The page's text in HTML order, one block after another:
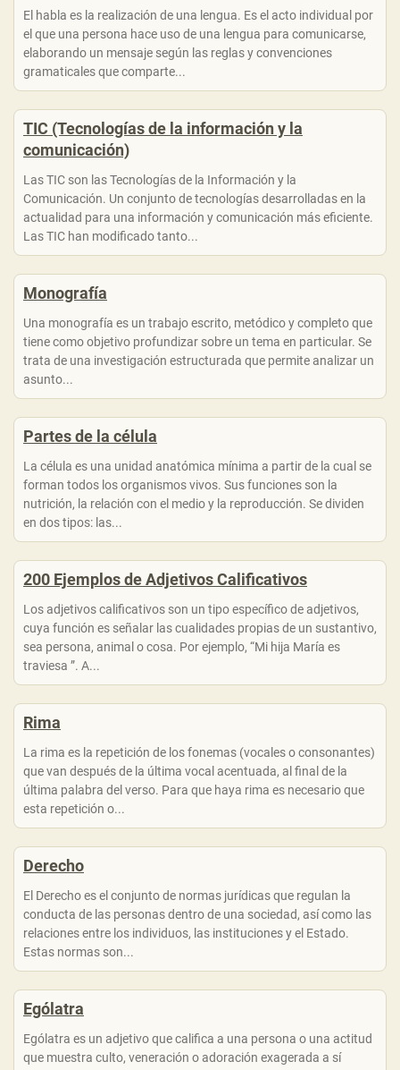
El habla es la realización de una lengua. Es el acto individual por
el que una persona hace uso de una lengua para comunicarse,
elaborando un mensaje según las reglas y convenciones
gramaticales que comparte...
TIC (Tecnologías de la información y la
comunicación)
Las TIC son las Tecnologías de la Información y la
Comunicación. Un conjunto de tecnologías desarrolladas en la
actualidad para una información y comunicación más eficiente.
Las TIC han modificado tanto...
Monografía
Una monografía es un trabajo escrito, metódico y completo que
tiene como objetivo profundizar sobre un tema en particular. Se
trata de una investigación estructurada que permite analizar un
asunto...
Partes de la célula
La célula es una unidad anatómica mínima a partir de la cual se
forman todos los organismos vivos. Sus funciones son la
nutrición, la relación con el medio y la reproducción. Se dividen
en dos tipos: las...
200 Ejemplos de Adjetivos Calificativos
Los adjetivos calificativos son un tipo específico de adjetivos,
cuya función es señalar las cualidades propias de un sustantivo,
sea persona, animal o cosa. Por ejemplo, “Mi hija María es
traviesa ”. A...
Rima
La rima es la repetición de los fonemas (vocales o consonantes)
que van después de la última vocal acentuada, al final de la
última palabra del verso. Para que haya rima es necesario que
esta repetición o...
Derecho
El Derecho es el conjunto de normas jurídicas que regulan la
conducta de las personas dentro de una sociedad, así como las
relaciones entre los individuos, las instituciones y el Estado.
Estas normas son...
Ególatra
Ególatra es un adjetivo que califica a una persona o una actitud
que muestra culto, veneración o adoración exagerada a sí